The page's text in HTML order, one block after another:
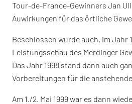
Tour-de-France-Gewinners Jan
Auwirkungen für das örtliche
Beschlossen wurde auch, im Jahr
Leistungsschau des Merdinger
Das Jahr 1998 stand dann auch
Vorbereitungen für die
Am 1./2. Mai 1999 war es dann